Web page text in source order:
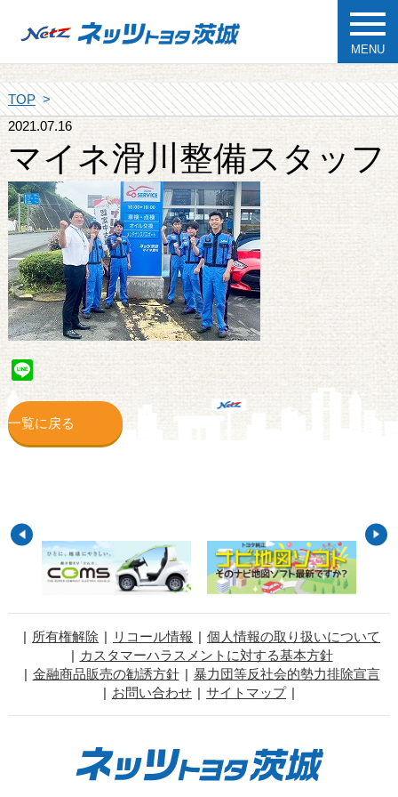
MENU
TOP
2021.07.16
マイネ滑川整備スタッフ
Line
一覧に戻る
所有権解除 リコール情報
個人情報の取り扱いについて
カスタマーハラスメントに対する基本方針
金融商品販売の勧誘方針
暴力団等反社会的勢力排除宣言
お問い合わせ
サイトマップ